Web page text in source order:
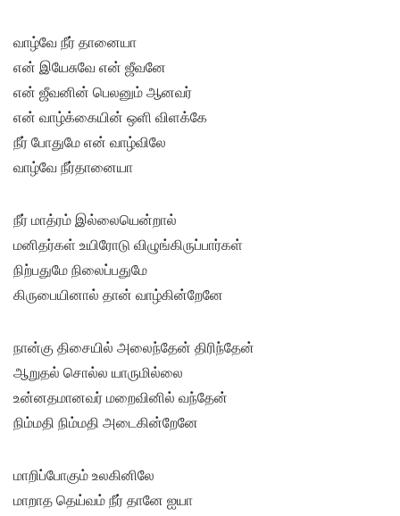
வாழ்வே நீர் தானையா
என் இயேசுவே என் ஜீவனே
என் ஜீவனின் பெலனும் ஆனவர்
என் வாழ்க்கையின் ஒளி விளக்கே
நீர் போதுமே என் வாழ்விலே
வாழ்வே நீர்தானையா
நீர் மாத்ரம் இல்லையென்றால்
மனிதர்கள் உயிரோடு விழுங்கிருப்பார்கள்
நிற்பதுமே நிலைப்பதுமே
கிருபையினால் தான் வாழ்கின்றேனே
நான்கு திசையில் அலைந்தேன் திரிந்தேன்
ஆறுதல் சொல்ல யாருமில்லை
உன்னதமானவர் மறைவினில் வந்தேன்
நிம்மதி நிம்மதி அடைகின்றேனே
மாறிப்போகும் உலகினிலே
மாறாத தெய்வம் நீர் தானே ஐயா